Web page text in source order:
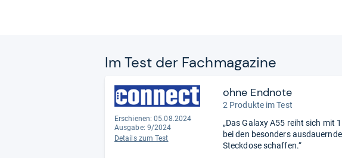
Im Test der Fach­ma­ga­zine
Erschienen: 05.08.2024
Ausgabe: 9/2024
Details zum Test
ohne Endnote
2 Produkte im Test
„Das Galaxy A55 reiht sich mit
bei den besonders
Steckdose schaffen.“